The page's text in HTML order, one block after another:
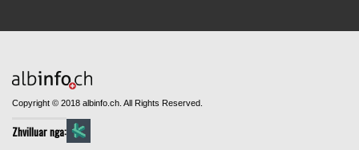
Copyright © 2018 albinfo.ch. All Rights Reserved.
Zhvilluar nga: